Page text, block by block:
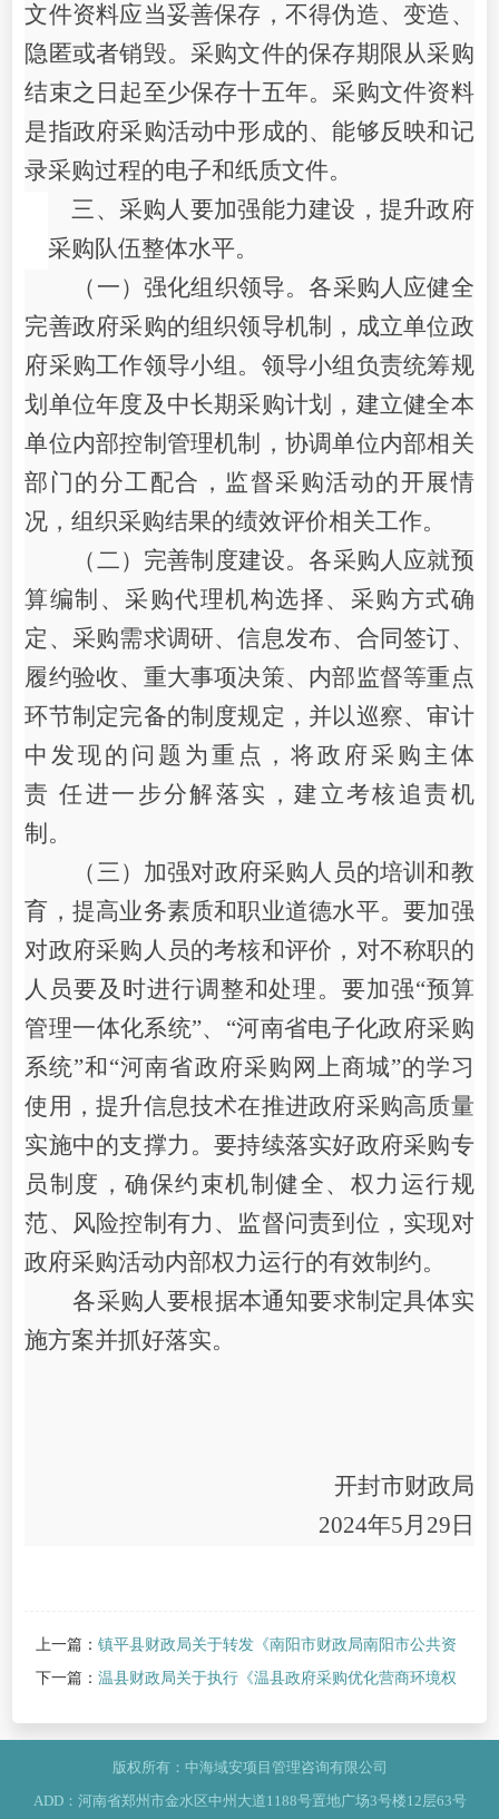
文件资料应当妥善保存，不得伪造、变造、
隐匿或者销毁。采购文件的保存期限从采购
结束之日起至少保存十五年。采购文件资料
是指政府采购活动中形成的、能够反映和记
录采购过程的电子和纸质文件。
三、 采购人要加强能力建设，提升政府
采购队伍整体水平。
（一）强化组织领导。各采购人应健全
完善政府采购的组织领导机制，成立单位政
府采购工作领导小组。领导小组负责统筹规
划单位年度及中长期采购计划，建立健全本
单位内部控制管理机制，协调单位内部相关
部门的分工配合，监督采购活动的开展情
况，组织采购结果的绩效评价相关工作。
（二）完善制度建设。各采购人应就预
算编制、采购代理机构选择、采购方式确
定、采购需求调研、信息发布、合同签订、
履约验收、重大事项决策、内部监督等重点
环节制定完备的制度规定，并以巡察、审计
中发现的问题为重点，将政府采购主体
责 任进一步分解落实，建立考核追责机
制。
（三） 加强对政府采购人员的培训和教
育，提高业务素质和职业道德水平。要加强
对政府采购人员的考核和评价，对不称职的
人员要及时进行调整和处理。要加强“预算
管理一体化系统”、“河南省电子化政府采购
系统”和“河南省政府采购网上商城”的学习
使用，提升信息技术在推进政府采购高质量
实施中的支撑力。要持续落实好政府采购专
员制度，确保约束机制健全、权力运行规
范、风险控制有力、监督问责到位，实现对
政府采购活动内部权力运行的有效制约。
各采购人要根据本通知要求制定具体实
施方案并抓好落实。
开封市财政局
2024年5月29日
上一篇：镇平县财政局关于转发《南阳市财政局南阳市公共资
源交易中心关于印发政府采购文件范文本(2024年版)》的通知
下一篇：温县财政局关于执行《温县政府采购优化营商环境权
版权所有：中海域安项目管理咨询有限公司
ADD：河南省郑州市金水区中州大道1188号置地广场3号楼12层63号